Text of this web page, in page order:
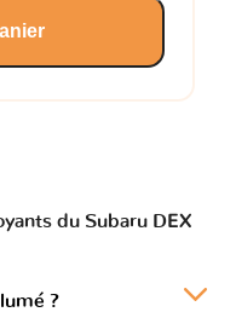
du Subaru DEX
?